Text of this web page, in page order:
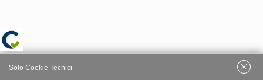
Solo Cookie Tecnici